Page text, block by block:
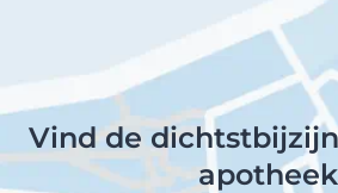
Vind de
apotheek